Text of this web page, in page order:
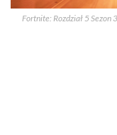
Fortnite: Rozdział 5